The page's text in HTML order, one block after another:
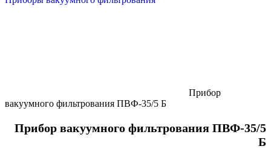
Прибор
вакуумного фильтрования ПВФ-35/5 Б
Прибор вакуумного фильтрования ПВФ-35/5
Б